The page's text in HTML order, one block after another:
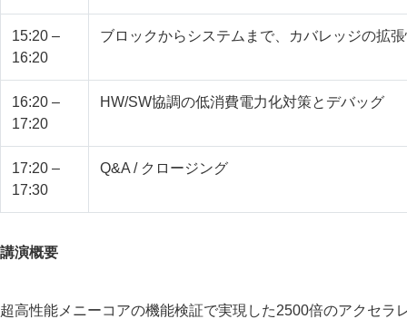
15:20 –
16:20
ブロックからシステムまで、カバレッジの拡
16:20 –
17:20
HW/SW協調の低消費電力化対策とデバッグ
17:20 –
17:30
Q&A / クロージング
講演概要
超高性能メニーコアの機能検証で実現した2500倍のアクセラ